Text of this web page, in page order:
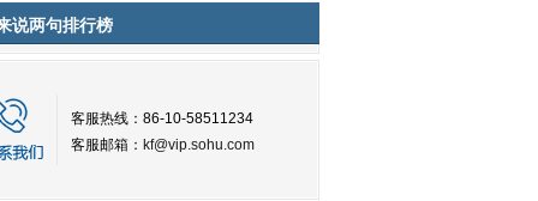
说两句排行榜
客服热线：86-10-58511234
客服邮箱： kf@vip.sohu.com